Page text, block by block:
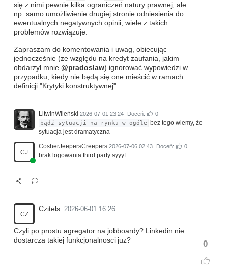
się z nimi pewnie kilka ograniczeń natury prawnej, ale
np. samo umożliwienie drugiej stronie odniesienia do
ewentualnych negatywnych opinii, wiele z takich
problemów rozwiązuje.
Zapraszam do komentowania i uwag, obiecując
jednocześnie (ze względu na kredyt zaufania, jakim
obdarzył mnie @pradoslaw) ignorować wypowiedzi w
przypadku, kiedy nie będą się one mieścić w ramach
definicji "Krytyki konstruktywnej".
LitwinWileński 2026-07-01 23:24 Doceń: 0
bądź sytuacji na rynku w ogóle
bez tego wiemy, że
sytuacja jest dramatyczna
CJ
CosherJeepersCreepers 2026-07-06 02:43 Doceń: 0
brak logowania third party syyyf
CZ
Czitels 2026-06-01 16:26
0
Czyli po prostu agregator na jobboardy? Linkedin nie
dostarcza takiej funkcjonalnosci juz?